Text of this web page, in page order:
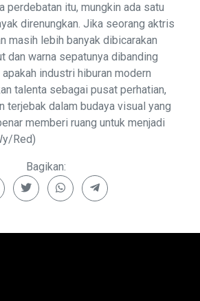
perdebatan itu, mungkin ada satu
direnungkan. Jika seorang aktris
masih lebih banyak dibicarakan
dan warna sepatunya dibanding
industri hiburan modern
talenta sebagai pusat perhatian,
terjebak dalam budaya visual yang
memberi ruang untuk menjadi
Red)
Bagikan: